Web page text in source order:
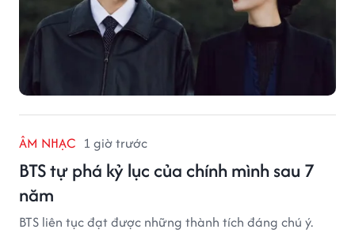
ÂM NHẠC 1 giờ trước
BTS tự phá kỷ lục của chính mình sau 7
năm
BTS liên tục đạt được những thành tích đáng chú ý.